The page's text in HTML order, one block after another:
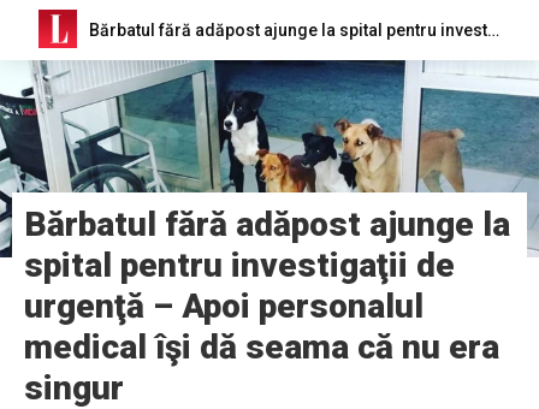
Bărbatul fără adăpost ajunge la spital pentru investigaţii de urgenţă – Apoi personalul medical îşi dă seama că nu era singur
Bărbatul fără adăpost ajunge la
spital pentru investigaţii de
urgenţă – Apoi personalul
medical îşi dă seama că nu era
singur